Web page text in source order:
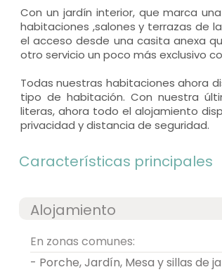
Con un jardín interior, que marca
habitaciones ,salones y terrazas de
el acceso desde una casita anexa
otro servicio un poco más exclusivo
Todas nuestras habitaciones ahora
tipo de habitación. Con nuestra
literas, ahora todo el alojamiento
privacidad y distancia de seguridad.
Características principales
Alojamiento
En zonas comunes:
- Porche, Jardín, Mesa y sillas de